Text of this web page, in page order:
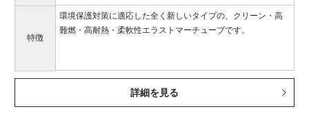
特徴
環境保護対策に適応した全く新しいタイプの、クリーン・高
難燃・高耐熱・柔軟性エラストマーチューブです。
詳細を見る